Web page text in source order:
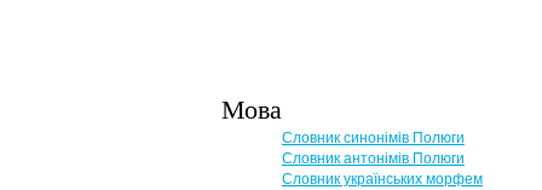
Мова
Словник синонімів Полюги
Словник антонімів Полюги
Словник українських морфем